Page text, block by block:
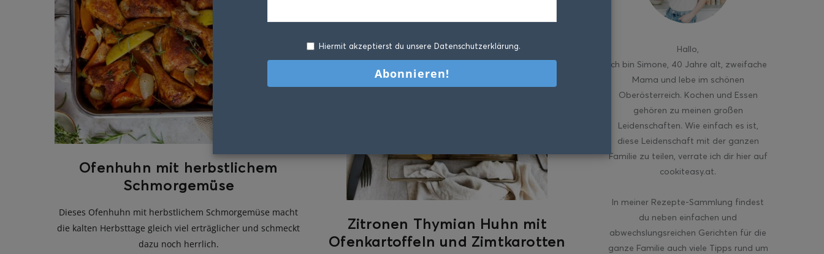
Ofenhuhn mit herbstlichem
Schmorgemüse
Dieses Ofenhuhn mit herbstlichem Schmorgemüse macht
die kalten Herbsttage gleich viel erträglicher und schmeckt
dazu noch herrlich.
Zitronen Thymian Huhn mit
Ofenkartoffeln und Zimtkarotten
Hallo
ich bin Simone, 40 Jahre alt, zweifache
Mama und lebe im schönen
Oberösterreich. Kochen und Essen
gehören zu meinen großen
Leidenschaften. Wie einfach es ist,
diese Leidenschaft mit der ganzen
Familie zu teilen, verrate ich dir hier auf
cookiteasy.at.
In meiner Rezepte-Sammlung findest
du neben einfachen und
abwechslungsreichen Gerichten für die
ganze Familie auch viele Tipps rund um
Hiermit akzeptierst du unsere Datenschutzerklärung.